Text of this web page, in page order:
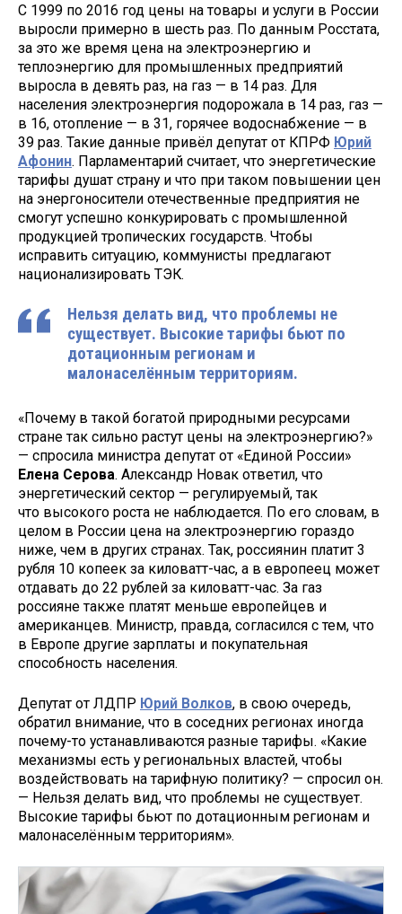
С 1999 по 2016 год цены на товары и услуги в России
выросли примерно в шесть раз. По данным Росстата,
за это же время цена на электроэнергию и
теплоэнергию для промышленных предприятий
выросла в девять раз, на газ — в 14 раз. Для
населения электроэнергия подорожала в 14 раз, газ —
в 16, отопление — в 31, горячее водоснабжение — в
39 раз. Такие данные привёл депутат от КПРФ Юрий
Афонин. Парламентарий считает, что энергетические
тарифы душат страну и что при таком повышении цен
на энергоносители отечественные предприятия не
смогут успешно конкурировать с промышленной
продукцией тропических государств. Чтобы
исправить ситуацию, коммунисты предлагают
национализировать ТЭК.
Нельзя делать вид, что проблемы не
существует. Высокие тарифы бьют по
дотационным регионам и
малонаселённым территориям.
«Почему в такой богатой природными ресурсами
стране так сильно растут цены на электроэнергию?»
— спросила министра депутат от «Единой России»
Елена Серова. Александр Новак ответил, что
энергетический сектор — регулируемый, так
что высокого роста не наблюдается. По его словам, в
целом в России цена на электроэнергию гораздо
ниже, чем в других странах. Так, россиянин платит 3
рубля 10 копеек за киловатт-час, а в европеец может
отдавать до 22 рублей за киловатт-час. За газ
россияне также платят меньше европейцев и
американцев. Министр, правда, согласился с тем, что
в Европе другие зарплаты и покупательная
способность населения.
Депутат от ЛДПР Юрий Волков, в свою очередь,
обратил внимание, что в соседних регионах иногда
почему-то устанавливаются разные тарифы. «Какие
механизмы есть у региональных властей, чтобы
воздействовать на тарифную политику? — спросил он.
— Нельзя делать вид, что проблемы не существует.
Высокие тарифы бьют по дотационным регионам и
малонаселённым территориям».